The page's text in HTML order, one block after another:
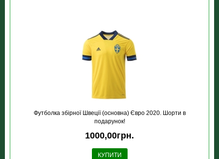
Футболка збірної Швеції (основна) Євро 2020. Шорти в
подарунок!
1000,00грн.
КУПИТИ